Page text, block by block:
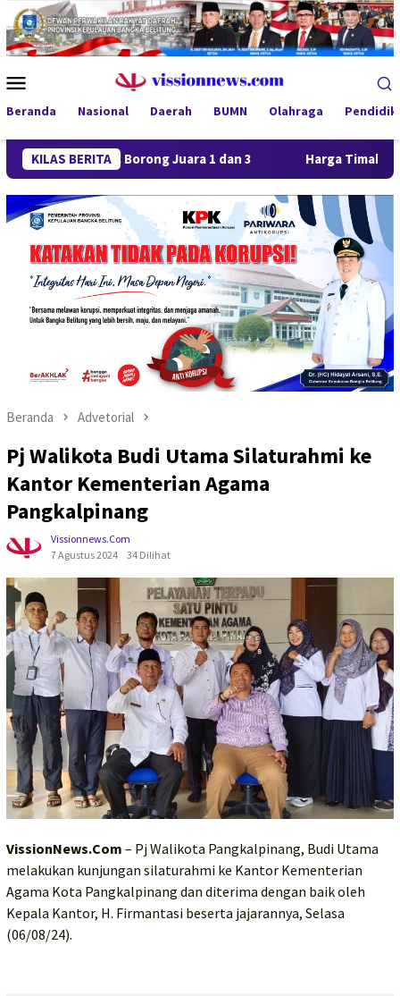
Loncat
ke
konten
Mobile
Beranda Nasional Daerah BUMN Olahraga
KILAS BERITA
FC Borong Juara 1 dan 3 Harga Timah Turun,
Beranda Advetorial
Pj Walikota Budi Utama Silaturahmi ke
Kantor Kementerian Agama
Pangkalpinang
Vissionnews.com
7 Agustus 2024
34 Dilihat
VissionNews.Com – Pj Walikota Pangkalpinang, Budi Utama
melakukan kunjungan silaturahmi ke Kantor Kementerian
Agama Kota Pangkalpinang dan diterima dengan baik oleh
Kepala Kantor, H. Firmantasi beserta jajarannya, Selasa
(06/08/24).